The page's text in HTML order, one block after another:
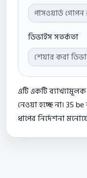
ডিভাইস সতর্কতা
এটি একটি
নেওয়া হচ্ছে না। 35
ধাপের নির্দেশনা